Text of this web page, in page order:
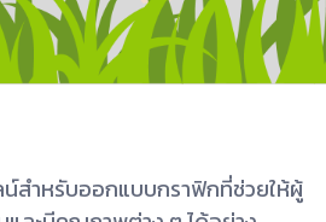
สำหรับออกแบบกราฟิกที่ช่วยให้ผู้